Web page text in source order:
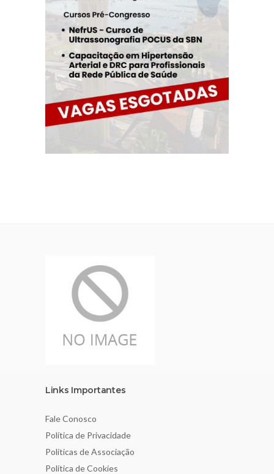
Links Importantes
Fale Conosco
Política de Privacidade
Políticas de Associação
Política de Cookies